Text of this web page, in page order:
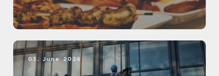
03. June 2026